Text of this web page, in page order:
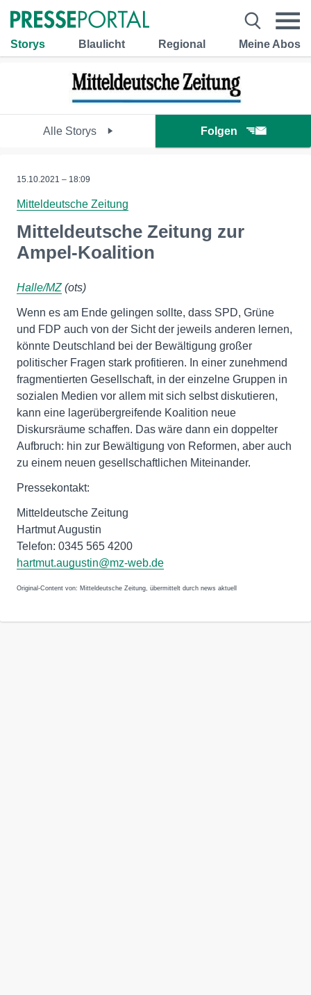
Storys Blaulicht Regional Meine Abos
Alle Storys Folgen
15.10.2021 – 18:09
Mitteldeutsche Zeitung
Mitteldeutsche Zeitung zur
Ampel-Koalition
Halle/MZ(ots)
Wenn es am Ende gelingen sollte, dass SPD, Grüne
und FDP auch von der Sicht der jeweils anderen lernen,
könnte Deutschland bei der Bewältigung großer
politischer Fragen stark profitieren. In einer zunehmend
fragmentierten Gesellschaft, in der einzelne Gruppen in
sozialen Medien vor allem mit sich selbst diskutieren,
kann eine lagerübergreifende Koalition neue
Diskursräume schaffen. Das wäre dann ein doppelter
Aufbruch: hin zur Bewältigung von Reformen, aber auch
zu einem neuen gesellschaftlichen Miteinander.
Pressekontakt:
Mitteldeutsche Zeitung
Hartmut Augustin
Telefon: 0345 565 4200
hartmut.augustin@mz-web.de
Original-Content von: Mitteldeutsche Zeitung, übermittelt durch news aktuell